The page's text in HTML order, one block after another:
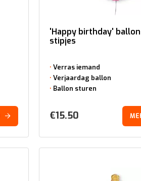
'Happy birthday'
stipjes
Verras iemand
Verjaardag ballon
Ballon sturen
€15.50